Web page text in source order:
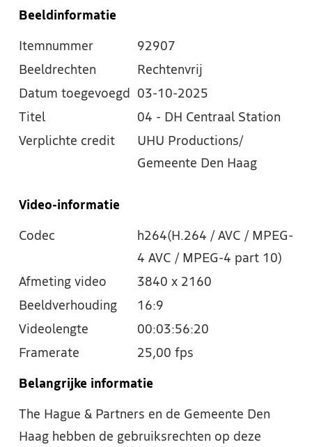
Beeldinformatie
Itemnummer
92907
Beeldrechten
Rechtenvrij
Datum toegevoegd
03-10-2025
Titel
04 - DH Centraal Station
Verplichte credit
UHU Productions/
Gemeente Den Haag
Video-informatie
Codec
h264(H.264 / AVC / MPEG-
4 AVC / MPEG-4 part 10)
Afmeting video
3840 x 2160
Beeldverhouding
16:9
Videolengte
00:03:56:20
Framerate
25,00 fps
Belangrijke informatie
The Hague & Partners en de Gemeente Den
Haag hebben de gebruiksrechten op deze